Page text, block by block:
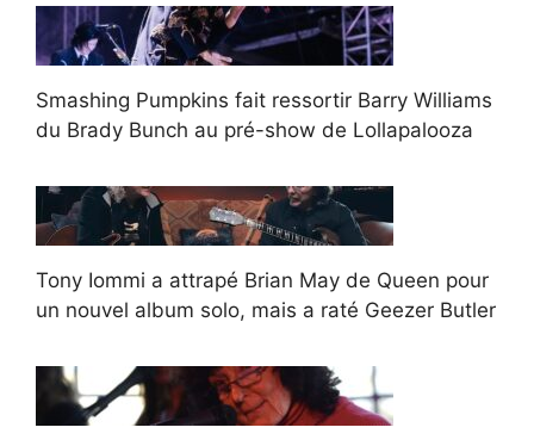
Smashing Pumpkins fait ressortir Barry Williams
du Brady Bunch au pré-show de Lollapalooza
Tony Iommi a attrapé Brian May de Queen pour
un nouvel album solo, mais a raté Geezer Butler